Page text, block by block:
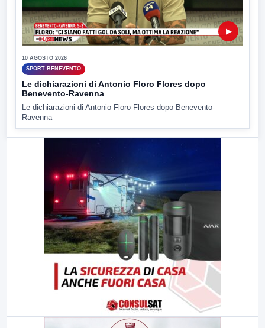
▶
10 AGOSTO 2026
SPORT BENEVENTO
Le dichiarazioni di Antonio Floro Flores dopo
Benevento-Ravenna
Le dichiarazioni di Antonio Floro Flores dopo Benevento-
Ravenna